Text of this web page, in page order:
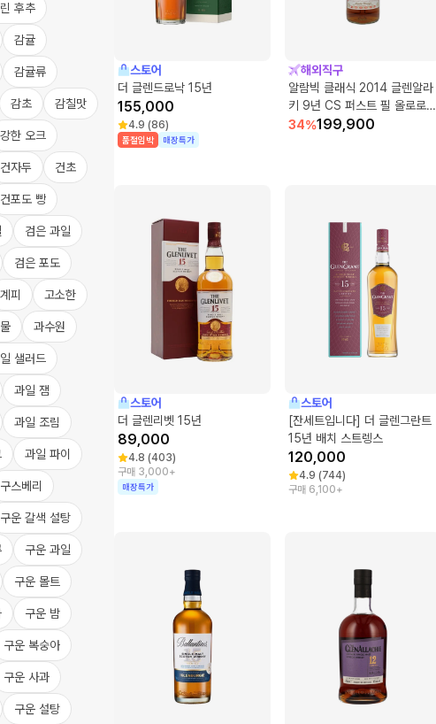
후추
감귤
감귤류
감초 감칠맛
강한 오크
건자두 건초
건포도 빵
검은 과일
검은 포도
계피 고소한
과수원
샐러드
과일 잼
과일 조림
과일 파이
구스베리
구운 갈색 설탕
구운 과일
구운 몰트
구운 밤
구운 복숭아
구운 사과
구운 설탕
스토어
더 글렌드로낙 15년
155,000
4.9 (86)
품절임박 매장특가
해외직구
알람빅 클래식 2014 글렌알라
키 9년 CS 퍼스트 필 올로로쏘
셰리 벗
34%199,900
스토어
더 글렌리벳 15년
89,000
4.8 (403)
구매 3,000+
매장특가
스토어
[잔세트입니다] 더 글렌그란트
15년 배치 스트렝스
120,000
4.9 (744)
구매 6,100+